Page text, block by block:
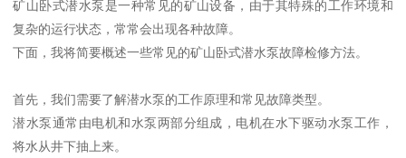
矿山卧式潜水泵是一种常见的矿山设备，由于其特殊的工作环境和
复杂的运行状态，常常会出现各种故障。
下面，我将简要概述一些常见的矿山卧式潜水泵故障检修方法。
首先，我们需要了解潜水泵的工作原理和常见故障类型。
潜水泵通常由电机和水泵两部分组成，电机在水下驱动水泵工作，
将水从井下抽上来。